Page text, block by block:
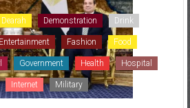
Dearah Demonstration Drink
Entertainment Fashion Food
Government Health Hospital
Internet Military